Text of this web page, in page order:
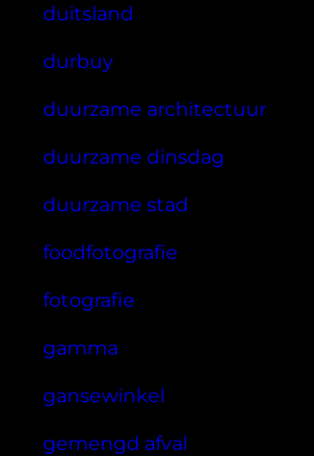
duitsland
durbuy
duurzame architectuur
duurzame dinsdag
duurzame stad
foodfotografie
fotografie
gamma
gansewinkel
gemengd afval